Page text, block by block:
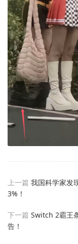
上一篇 我国科学家发
3%！
下一篇 Switch 2霸王
告！